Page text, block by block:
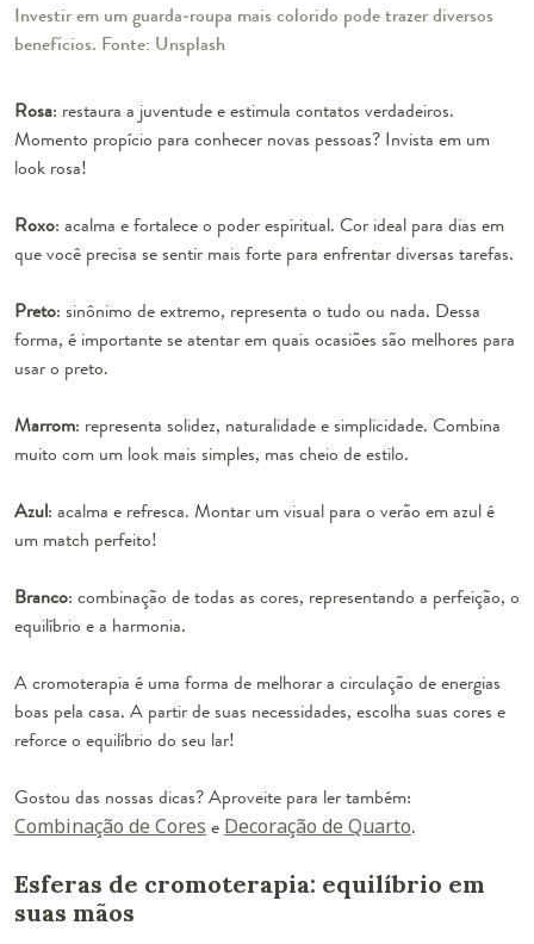
Investir em um guarda-roupa mais colorido pode trazer diversos
benefícios. Fonte: Unsplash
Rosa: restaura a juventude e estimula contatos verdadeiros.
Momento propício para conhecer novas pessoas? Invista em um
look rosa!
Roxo: acalma e fortalece o poder espiritual. Cor ideal para dias em
que você precisa se sentir mais forte para enfrentar diversas tarefas.
Preto: sinônimo de extremo, representa o tudo ou nada. Dessa
forma, é importante se atentar em quais ocasiões são melhores para
usar o preto.
Marrom: representa solidez, naturalidade e simplicidade. Combina
muito com um look mais simples, mas cheio de estilo.
Azul: acalma e refresca. Montar um visual para o verão em azul é
um match perfeito!
Branco: combinação de todas as cores, representando a perfeição, o
equilíbrio e a harmonia.
A cromoterapia é uma forma de melhorar a circulação de energias
boas pela casa. A partir de suas necessidades, escolha suas cores e
reforce o equilíbrio do seu lar!
Gostou das nossas dicas? Aproveite para ler também:
Combinação de Cores e Decoração de Quarto.
Esferas de cromoterapia: equilíbrio em
suas mãos